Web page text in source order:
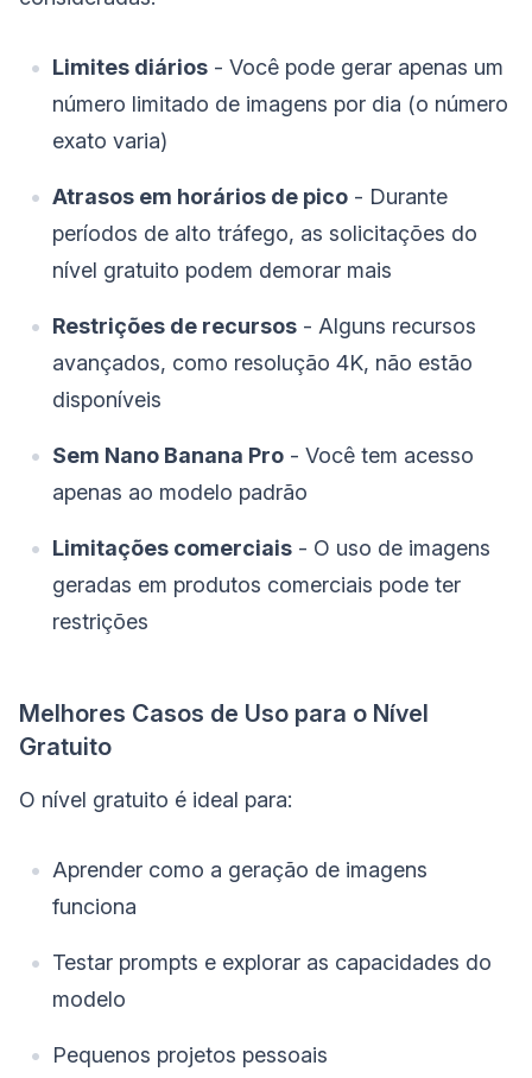
Limites diários - Você pode gerar apenas um
número limitado de imagens por dia (o número
exato varia)
Atrasos em horários de pico - Durante
períodos de alto tráfego, as solicitações do
nível gratuito podem demorar mais
Restrições de recursos - Alguns recursos
avançados, como resolução 4K, não estão
disponíveis
Sem Nano Banana Pro - Você tem acesso
apenas ao modelo padrão
Limitações comerciais - O uso de imagens
geradas em produtos comerciais pode ter
restrições
Melhores Casos de Uso para o Nível
Gratuito
O nível gratuito é ideal para:
Aprender como a geração de imagens
funciona
Testar prompts e explorar as capacidades do
modelo
Pequenos projetos pessoais